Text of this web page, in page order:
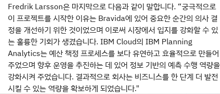
Fredrik Larsson은 마지막으로 다음과 같이 말합니다. “궁극적으로
이 프로젝트를 시작한 이유는 Bravida에 있어 중요한 순간의 의사 결
정을 개선하기 위한 것이었으며 이로써 시장에서 입지를 강화할 수 있
는 훌륭한 기회가 생겼습니다. IBM Cloud의 IBM Planning
Analytics는 예산 책정 프로세스를 보다 유연하고 효율적으로 만들어
주었으며 향후 운영을 추진하는 데 있어 정보 기반의 예측 수행 역량을
강화시켜 주었습니다. 결과적으로 회사는 비즈니스를 한 단계 더 발전
시킬 수 있는 역량을 확보하게 되었습니다."